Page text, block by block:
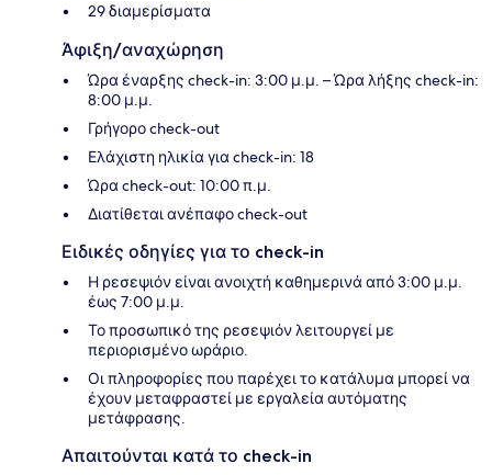
29 διαμερίσματα
Άφιξη/αναχώρηση
Ώρα έναρξης check-in: 3:00 μ.μ. – Ώρα λήξης check-in:
8:00 μ.μ.
Γρήγορο check-out
Ελάχιστη ηλικία για check-in: 18
Ώρα check-out: 10:00 π.μ.
Διατίθεται ανέπαφο check-out
Ειδικές οδηγίες για το check-in
Η ρεσεψιόν είναι ανοιχτή καθημερινά από 3:00 μ.μ.
έως 7:00 μ.μ.
Το προσωπικό της ρεσεψιόν λειτουργεί με
περιορισμένο ωράριο.
Οι πληροφορίες που παρέχει το κατάλυμα μπορεί να
έχουν μεταφραστεί με εργαλεία αυτόματης
μετάφρασης.
Απαιτούνται κατά το check-in